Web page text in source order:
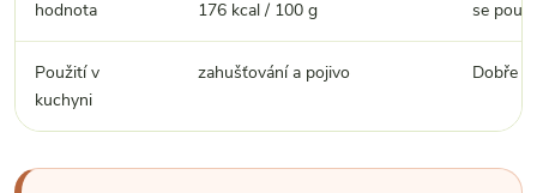
hodnota
176 kcal / 100 g
se
Použití v
kuchyni
zahušťování a pojivo Dobře